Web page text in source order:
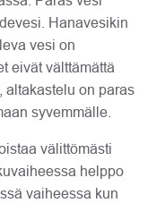
Hanavesikin
vesi on
eivät välttämättä
altakastelu on paras
syvemmälle.
välittömästi
helppo
vaiheessa kun